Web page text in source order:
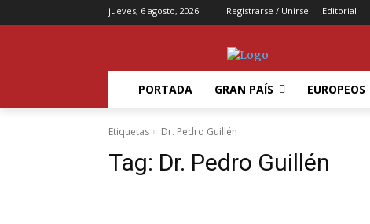
jueves, 6 agosto, 2026 Registrarse / Unirse Editorial
PORTADA GRAN PAÍS EUROPEOS
Etiquetas Dr. Pedro Guillén
Tag: Dr. Pedro Guillén